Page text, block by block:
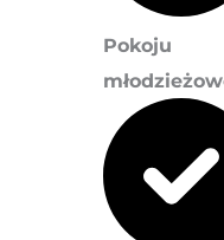
Pokoju